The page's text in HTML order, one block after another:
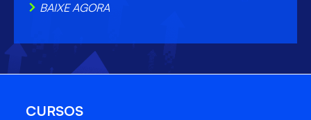
BAIXE AGORA
CURSOS